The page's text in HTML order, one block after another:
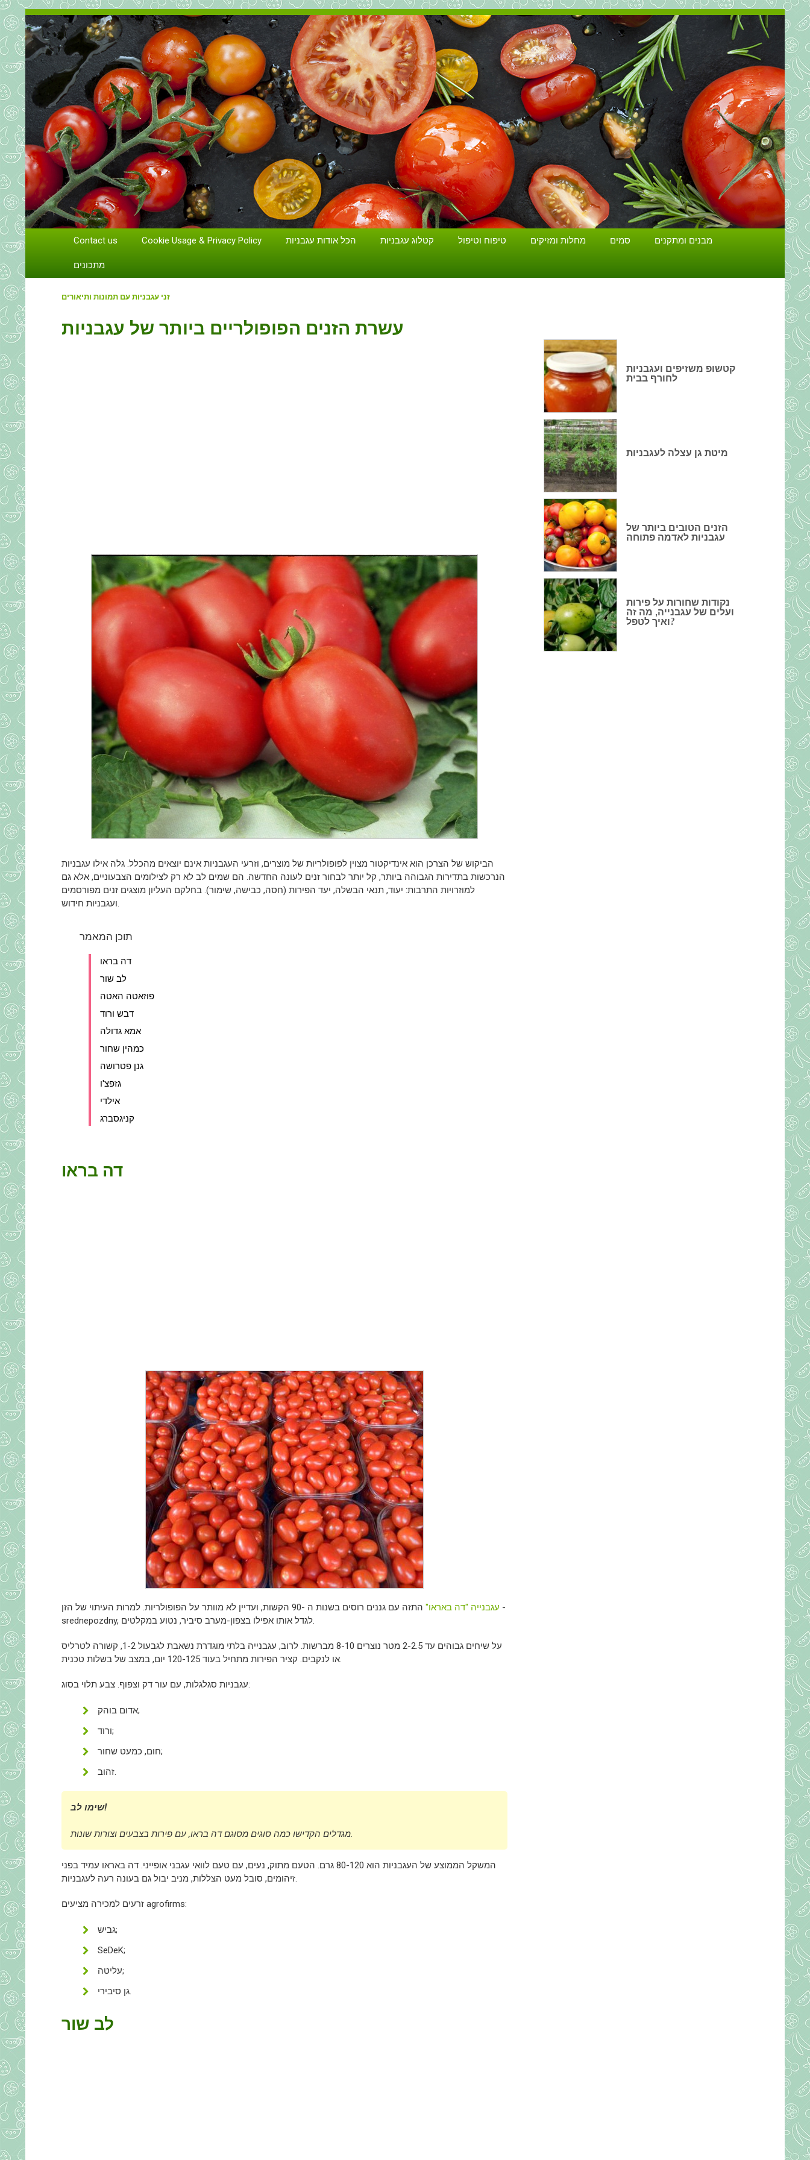
הכל על עגבניות. גידול עגבניות. זנים ושתילים. גידול וטיפול בעגבניות
Contact us Cookie Usage & Privacy Policy הכל אודות עגבניות קטלוג עגבניות טיפוח וטיפול מחלות ומזיקים סמים מבנים ומתקנים
מתכונים
זני עגבניות עם תמונות ותיאורים
עשרת הזנים הפופולריים ביותר של עגבניות
הביקוש של הצרכן הוא אינדיקטור מצוין לפופולריות של מוצרים, וזרעי העגבניות אינם יוצאים מהכלל. גלה אילו עגבניות
הנרכשות בתדירות הגבוהה ביותר, קל יותר לבחור זנים לעונה החדשה. הם שמים לב לא רק לצילומים הצבעוניים, אלא גם
למוזרויות התרבות: יעוד, תנאי הבשלה, יעד הפירות (חסה, כבישה, שימור). בחלקם העליון מוצגים זנים מפורסמים
ועגבניות חידוש.
תוכן המאמר
דה בראו
לב שור
פוזאטה האטה
דבש ורוד
אמא גדולה
כמהין שחור
גנן פטרושה
גזפצ'ו
אילדי
קניגסברג
דה בראו
עגבנייה "דה באראו"
התזה עם גננים רוסים בשנות ה -90 הקשות, ועדיין לא מוותר על הפופולריות. למרות העיתוי של הזן -
srednepozdny, לגדל אותו אפילו בצפון-מערב סיביר, נטוע במקלטים.
על שיחים גבוהים עד 2-2.5 מטר נוצרים 8-10 מברשות. לרוב, עגבנייה בלתי מוגדרת נשאבת לגבעול 1-2, קשורה לטרליס
או לנקבים. קציר הפירות מתחיל בעוד 120-125 יום, במצב של בשלות טכנית.
עגבניות סגלגלות, עם עור דק וצפוף. צבע תלוי בסוג:
אדום בוהק;
ורוד;
חום, כמעט שחור;
זהוב.
שימו לב!
מגדלים הקדישו כמה סוגים מסוגם דה בראו, עם פירות בצבעים וצורות שונות.
המשקל הממוצע של העגבניות הוא 80-120 גרם. הטעם מתוק, נעים, עם טעם לוואי עגבני אופייני. דה באראו עמיד בפני
זיהומים, סובל מעט הצללות, מניב יבול גם בעונה רעה לעגבניות.
זרעים למכירה מציעים agrofirms:
גביש;
SeDeK;
עליטה;
גן סיבירי.
לב שור
קטשופ משזיפים ועגבניות
לחורף בבית
מיטת גן עצלה לעגבניות
הזנים הטובים ביותר של
עגבניות לאדמה פתוחה
נקודות שחורות על פירות
ועלים של עגבנייה, מה זה
ואיך לטפל?